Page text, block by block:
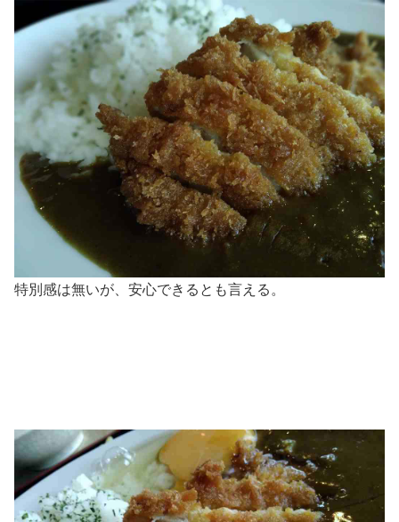
特別感は無いが、安心できるとも言える。